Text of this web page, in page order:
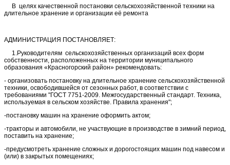
В целях качественной постановки сельскохозяйственной техники на
длительное хранение и организации её ремонта
АДМИНИСТРАЦИЯ ПОСТАНОВЛЯЕТ:
1.Руководителям сельскохозяйственных организаций всех форм
собственности, расположенных на территории муниципального
образования «Красногорский район» рекомендовать:
- организовать постановку на длительное хранение сельскохозяйственной
техники, освободившейся от сезонных работ, в соответствии с
требованиями "ГОСТ 7751-2009. Межгосударственный стандарт. Техника,
используемая в сельском хозяйстве. Правила хранения";
-постановку машин на хранение оформить актом;
-тракторы и автомобили, не участвующие в производстве в зимний период,
поставить на хранение;
-предусмотреть хранение сложных и дорогостоящих машин под навесом и
(или) в закрытых помещениях;